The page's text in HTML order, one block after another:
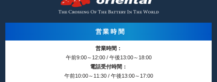
営業時間
営業時間：
午前9:00～12:00 / 午後13:00～18:00
電話受付時間：
午前10:00～11:30 / 午後13:00～17:00